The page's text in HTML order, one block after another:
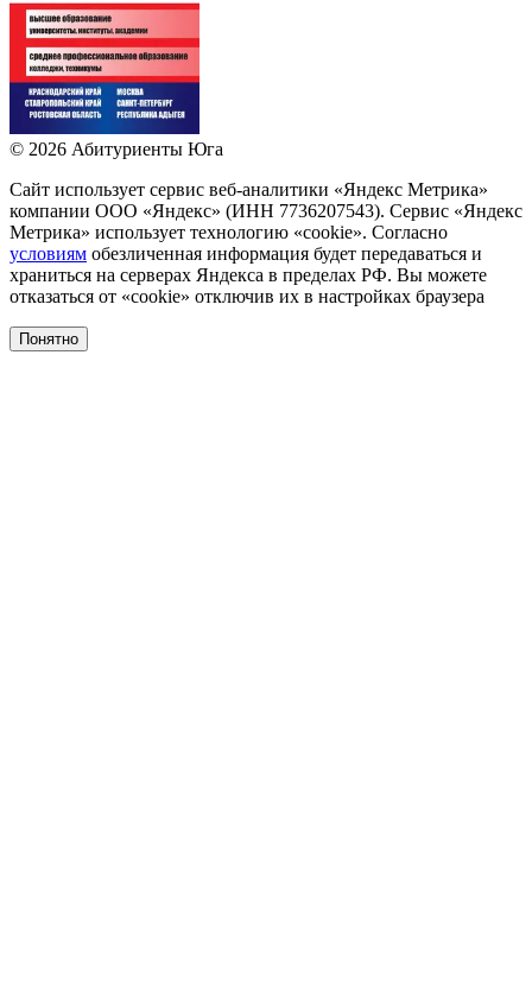
© 2026 Абитуриенты Юга
Сайт использует сервис веб-аналитики «Яндекс Метрика»
компании ООО «Яндекс» (ИНН 7736207543). Сервис «Яндекс
Метрика» использует технологию «сookie». Согласно
условиям обезличенная информация будет передаваться и
храниться на серверах Яндекса в пределах РФ. Вы можете
отказаться от «сookie» отключив их в настройках браузера
Понятно